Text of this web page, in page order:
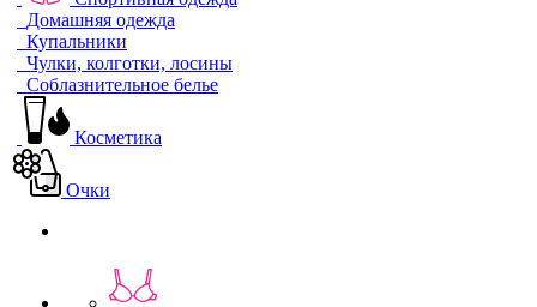
Домашняя одежда
Купальники
Чулки, колготки, лосины
Соблазнительное белье
Косметика
Очки